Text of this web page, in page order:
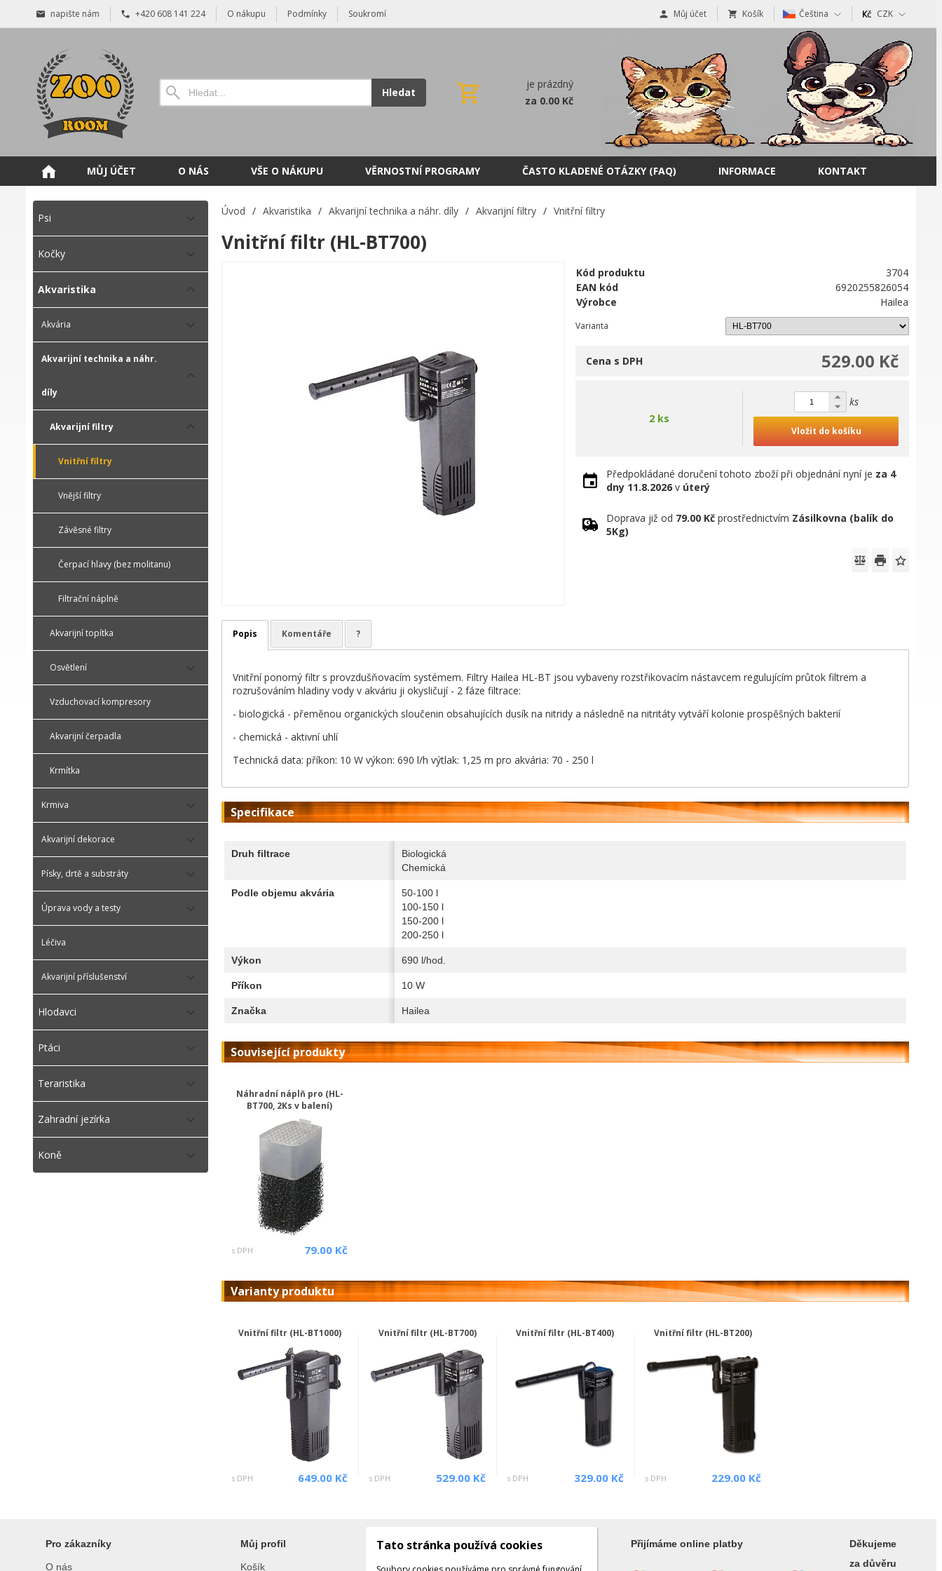
napište nám +420 608 141 224 O nákupu Podmínky Soukromí Můj účet Košík Čeština CZK
Hledat
je prázdný
za 0.00 Kč
MŮJ ÚČET O NÁS VŠE O NÁKUPU VĚRNOSTNÍ PROGRAMY ČASTO KLADENÉ OTÁZKY (FAQ) INFORMACE KONTAKT
Psi
Kočky
Akvaristika
Akvária
Akvarijní technika a náhr.
díly
Akvarijní filtry
Vnitřní filtry
Vnější filtry
Závěsné filtry
Čerpací hlavy (bez molitanu)
Filtrační náplně
Akvarijní topítka
Osvětlení
Vzduchovací kompresory
Akvarijní čerpadla
Krmítka
Krmiva
Akvarijní dekorace
Písky, drtě a substráty
Úprava vody a testy
Léčiva
Akvarijní příslušenství
Hlodavci
Ptáci
Teraristika
Zahradní jezírka
Koně
Úvod / Akvaristika / Akvarijní technika a náhr. díly / Akvarijní filtry / Vnitřní filtry
Vnitřní filtr (HL-BT700)
Kód produktu
3704
EAN kód
6920255826054
Výrobce
Hailea
Varianta
529.00 Kč
Cena s DPH
2 ks
ks
Vložit do košíku
Předpokládané doručení tohoto zboží při objednání nyní je za 4
dny 11.8.2026 v úterý
Doprava již od 79.00 Kč prostřednictvím Zásilkovna (balík do
5Kg)
Popis Komentáře ?
Vnitřní ponorný filtr s provzdušňovacím systémem. Filtry Hailea HL-BT jsou vybaveny rozstřikovacím nástavcem regulujícím průtok filtrem a
rozrušováním hladiny vody v akváriu ji okysličují - 2 fáze filtrace:
- biologická - přeměnou organických sloučenin obsahujících dusík na nitridy a následně na nitritáty vytváří kolonie prospěšných bakterií
- chemická - aktivní uhlí
Technická data: příkon: 10 W výkon: 690 l/h výtlak: 1,25 m pro akvária: 70 - 250 l
Specifikace
Druh filtrace
Biologická
Chemická
Podle objemu akvária
50-100 l
100-150 l
150-200 l
200-250 l
Výkon 690 l/hod.
Příkon 10 W
Značka Hailea
Související produkty
Náhradní náplň pro (HL-
BT700, 2Ks v balení)
s DPH 79.00 Kč
Varianty produktu
Vnitřní filtr (HL-BT1000)
s DPH 649.00 Kč
Vnitřní filtr (HL-BT700)
s DPH 529.00 Kč
Vnitřní filtr (HL-BT400)
s DPH 329.00 Kč
Vnitřní filtr (HL-BT200)
s DPH 229.00 Kč
Pro zákazníky
O nás
Můj profil
Košík
Kontakty
Kontaktujte nás
Přijímáme online platby
Děkujeme
za důvěru
Tato stránka používá cookies